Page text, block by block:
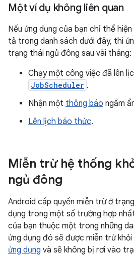
Một ví dụ không liên quan
Nếu ứng dụng của bạn chỉ thể
tả trong danh sách dưới đây, thì
trạng thái ngủ đông sau vài tháng:
Chạy một công việc đã lên
JobScheduler .
Nhận một thông báo ngầm
Lên lịch báo thức.
Miễn trừ hệ thống
ngủ đông
Android cấp quyền miễn trừ ở
dụng trong một số trường hợp
của bạn thuộc một trong những
ứng dụng đó sẽ được miễn trừ
ứng dụng và sẽ không bị rơi vào